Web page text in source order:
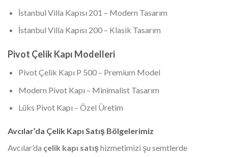
İstanbul Villa Kapısı 201 – Modern Tasarım
İstanbul Villa Kapısı 200 – Klasik Tasarım
Pivot Çelik Kapı Modelleri
Pivot Çelik Kapı P 500 – Premium Model
Modern Pivot Kapı – Minimalist Tasarım
Lüks Pivot Kapı – Özel Üretim
Avcılar’da Çelik Kapı Satış Bölgelerimiz
Avcılar’da çelik kapı satışhizmetimizi şu semtlerde